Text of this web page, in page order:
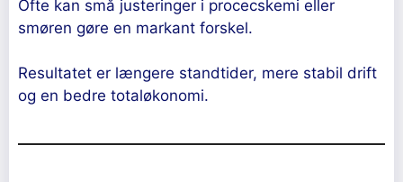
Ofte kan små justeringer i procecskemi eller
smøren gøre en markant forskel.
Resultatet er længere standtider, mere stabil drift
og en bedre totaløkonomi.